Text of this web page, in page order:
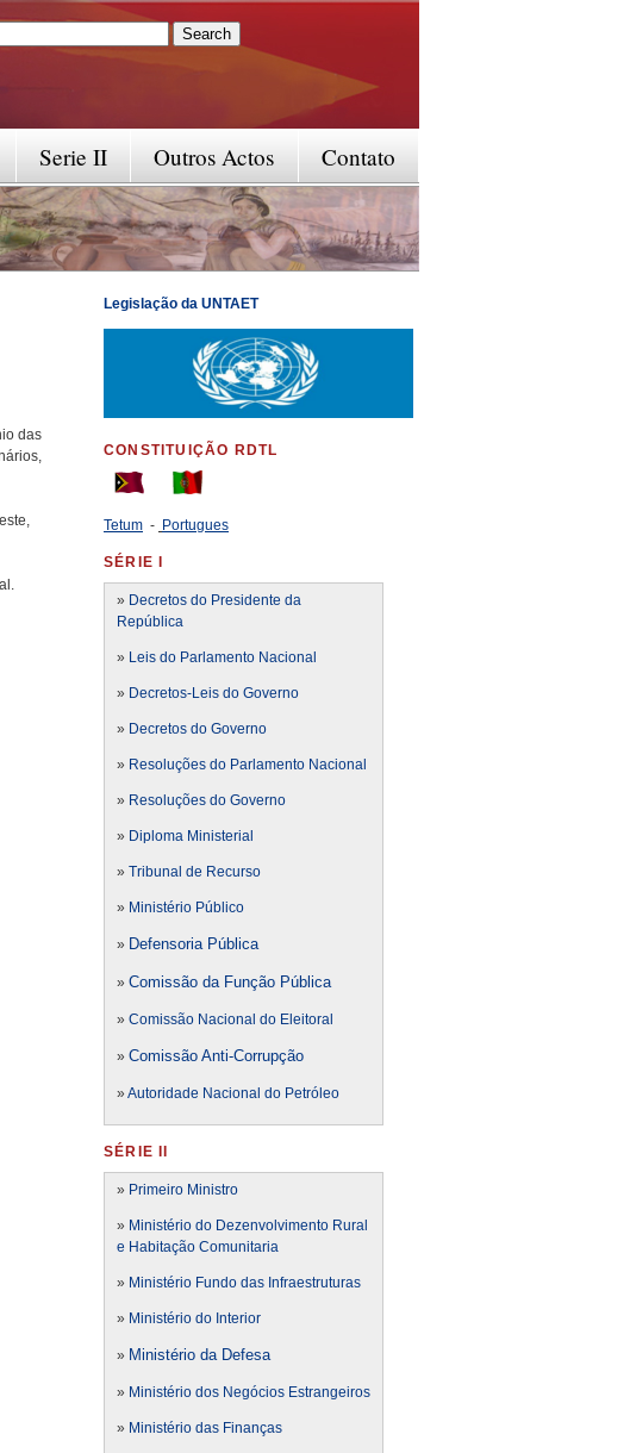
form
Contato
Outros Actos
Serie II
das
Legislação da UNTAET
CONSTITUIÇÃO RDTL
Tetum - Portugues
SÉRIE I
» Decretos do Presidente da
República
» Leis do Parlamento Nacional
» Decretos-Leis do Governo
» Decretos do Governo
» Resoluções do Parlamento Nacional
» Resoluções do Governo
» Diploma Ministerial
» Tribunal de Recurso
» Ministério Público
» Defensoria Pública
» Comissão da Função Pública
» Comissão Nacional do Eleitoral
» Comissão Anti-Corrupção
» Autoridade Nacional do Petróleo
SÉRIE II
» Primeiro Ministro
» Ministério do Dezenvolvimento Rural
e Habitação Comunitaria
» Ministério Fundo das Infraestruturas
» Ministério do Interior
» Ministério da Defesa
» Ministério dos Negócios Estrangeiros
» Ministério das Finanças